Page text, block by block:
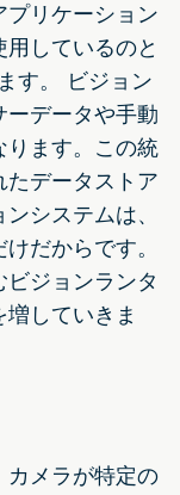
プリケーション
しているのと
す。 ビジョン
データや手動
ります。この統
データストア
システムは、
だからです。
ジョンランタ
していきま
カメラが特定の